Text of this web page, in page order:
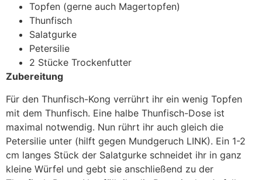
Topfen (gerne auch Magertopfen)
Thunfisch
Salatgurke
Petersilie
2 Stücke Trockenfutter
Zubereitung
Für den Thunfisch-Kong verrührt ihr ein wenig Topfen
mit dem Thunfisch. Eine halbe Thunfisch-Dose ist
maximal notwendig. Nun rührt ihr auch gleich die
Petersilie unter (hilft gegen Mundgeruch LINK). Ein 1-2
cm langes Stück der Salatgurke schneidet ihr in ganz
kleine Würfel und gebt sie anschließend zu der